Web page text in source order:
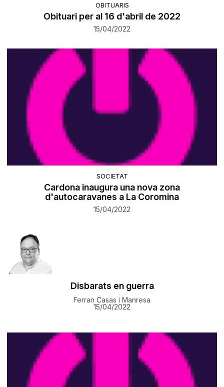
OBITUARIS
Obituari per al 16 d'abril de 2022
15/04/2022
SOCIETAT
Cardona inaugura una nova zona
d'autocaravanes a La Coromina
15/04/2022
Disbarats en guerra
Ferran Casas i Manresa
15/04/2022